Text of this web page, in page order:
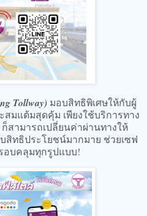
Tollway) มอบสิทธิพิเศษให้กับผู้
มแต้มสุดคุ้ม เพียงใช้บริการทาง
สามารถเปลี่ยนค่าผ่านทางให้
สิทธิประโยชน์มากมาย ช่วยเซฟ
อบคลุมทุกรูปแบบ!